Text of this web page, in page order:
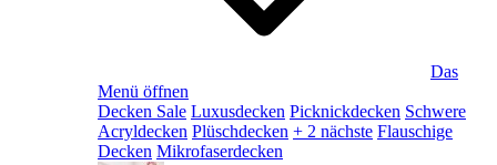
Das
Menü öffnen
Decken Sale Luxusdecken Picknickdecken Schwere
Acryldecken Plüschdecken + 2 nächste Flauschige
Decken Mikrofaserdecken